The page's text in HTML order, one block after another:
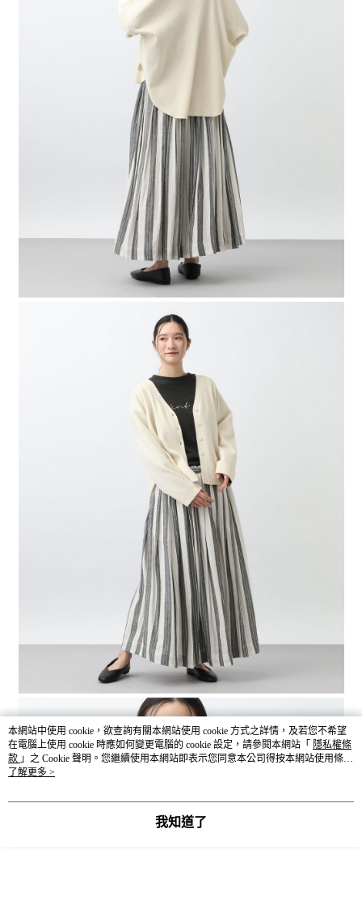
本網站中使用 cookie，欲查詢有關本網站使用 cookie 方式之詳情，及若您不希望
在電腦上使用 cookie 時應如何變更電腦的 cookie 設定，請參閱本網站「 隱私權條
款 」之 Cookie 聲明。您繼續使用本網站即表示您同意本公司得按本網站使用條款
之 Cookie 聲明使用 cookie。
了解更多 >
我知道了